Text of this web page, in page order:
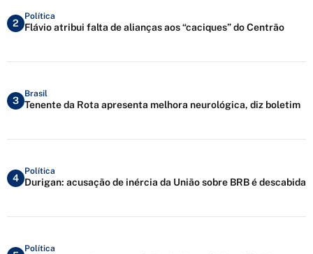
2
Política
Flávio atribui falta de alianças aos “caciques” do Centrão
3
Brasil
Tenente da Rota apresenta melhora neurológica, diz boletim
4
Política
Durigan: acusação de inércia da União sobre BRB é descabida
Política